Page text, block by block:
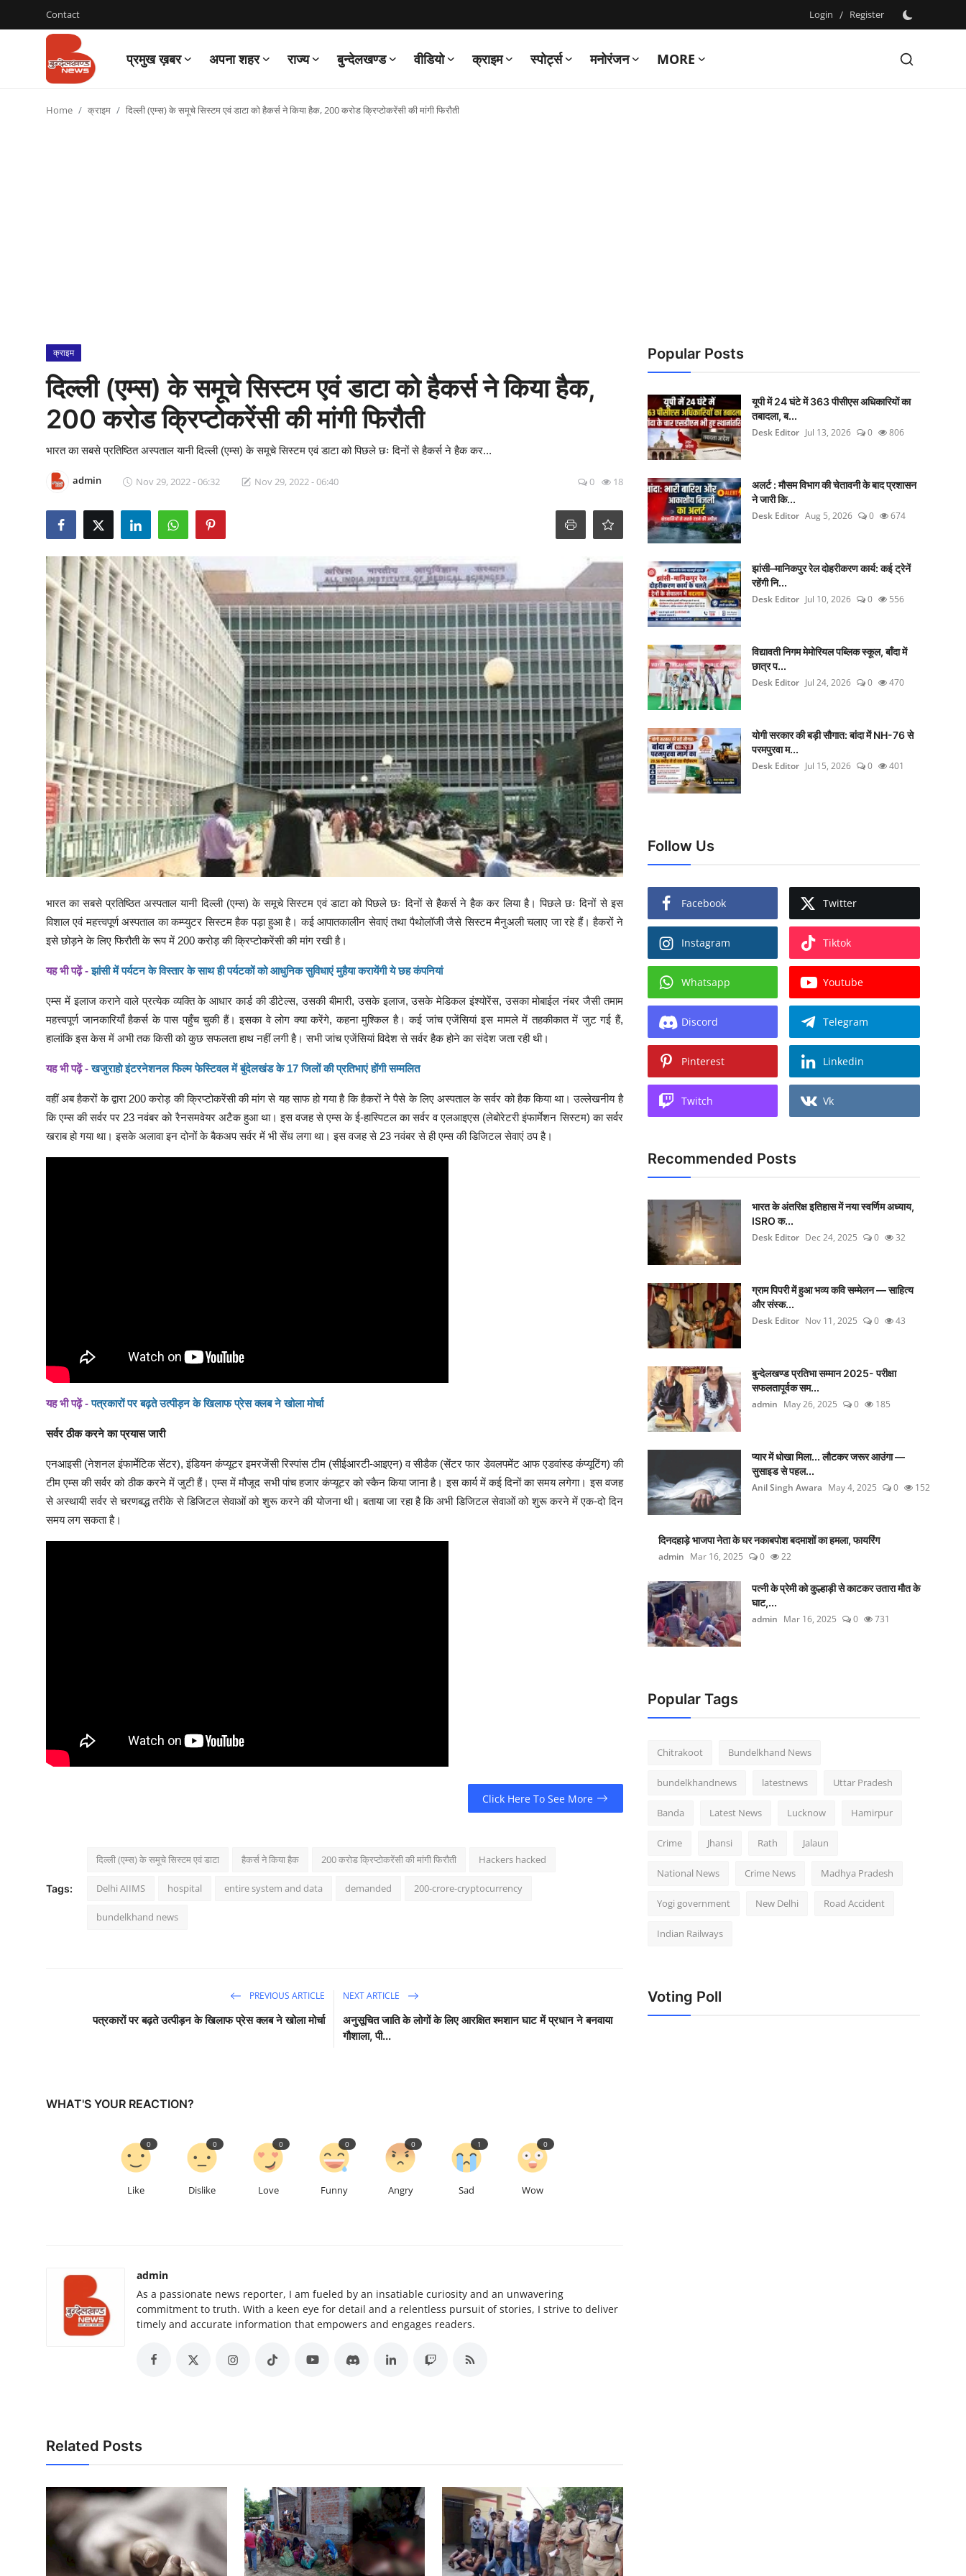
Contact Login / Register
प्रमुख ख़बर अपना शहर राज्य बुन्देलखण्ड वीडियो क्राइम स्पोर्ट्स मनोरंजन MORE
Login
Home क्राइम दिल्ली (एम्स) के समूचे सिस्टम एवं डाटा को हैकर्स ने किया हैक, 200 करोड क्रिप्टोकरेंसी की मांगी फिरौती
क्राइम
दिल्ली (एम्स) के समूचे सिस्टम एवं डाटा को हैकर्स ने किया हैक,
200 करोड क्रिप्टोकरेंसी की मांगी फिरौती
भारत का सबसे प्रतिष्ठित अस्पताल यानी दिल्ली (एम्स) के समूचे सिस्टम एवं डाटा को पिछले छः दिनों से हैकर्स ने हैक कर...
admin Nov 29, 2022 - 06:32 Nov 29, 2022 - 06:40 0 18
भारत का सबसे प्रतिष्ठित अस्पताल यानी दिल्ली (एम्स) के समूचे सिस्टम एवं डाटा को पिछले छः दिनों से हैकर्स ने हैक कर लिया है। पिछले छः दिनों से इस
विशाल एवं महत्त्वपूर्ण अस्पताल का कम्प्युटर सिस्टम हैक पड़ा हुआ है। कई आपातकालीन सेवाएं तथा पैथोलॉजी जैसे सिस्टम मैनुअली चलाए जा रहे हैं। हैकरों ने
इसे छोड़ने के लिए फिरौती के रूप में 200 करोड़ की क्रिप्टोकरेंसी की मांग रखी है।
यह भी पढ़ें - झांसी में पर्यटन के विस्तार के साथ ही पर्यटकों को आधुनिक सुविधाएं मुहैया करायेंगी ये छह कंपनियां
एम्स में इलाज कराने वाले प्रत्येक व्यक्ति के आधार कार्ड की डीटेल्स, उसकी बीमारी, उसके इलाज, उसके मेडिकल इंश्योरेंस, उसका मोबाईल नंबर जैसी तमाम
महत्त्वपूर्ण जानकारियाँ हैकर्स के पास पहुँच चुकी हैं। इसका वे लोग क्या करेंगे, कहना मुश्किल है। कई जांच एजेंसियां इस मामले में तहकीकात में जुट गई हैं,
हालांकि इस केस में अभी तक किसी को कुछ सफलता हाथ नहीं लगी है। सभी जांच एजेंसियां विदेश से सर्वर हैक होने का संदेश जता रही थी।
यह भी पढ़ें - खजुराहो इंटरनेशनल फिल्म फेस्टिवल में बुंदेलखंड के 17 जिलों की प्रतिभाएं होंगी सम्मलित
वहीं अब हैकरों के द्वारा 200 करोड़ की क्रिप्टोकरेंसी की मांग से यह साफ हो गया है कि हैकरों ने पैसे के लिए अस्पताल के सर्वर को हैक किया था। उल्लेखनीय है
कि एम्स की सर्वर पर 23 नवंबर को रैनसमवेयर अटैक हुआ था। इस वजह से एम्स के ई-हास्पिटल का सर्वर व एलआइएस (लेबोरेटरी इंफार्मेशन सिस्टम) का सर्वर
खराब हो गया था। इसके अलावा इन दोनों के बैकअप सर्वर में भी सेंध लगा था। इस वजह से 23 नवंबर से ही एम्स की डिजिटल सेवाएं ठप है।
यह भी पढ़ें -पत्रकारों पर बढ़ते उत्पीड़न के खिलाफ प्रेस क्लब ने खोला मोर्चा
सर्वर ठीक करने का प्रयास जारी
एनआइसी (नेशनल इंफार्मेटिक सेंटर), इंडियन कंप्यूटर इमरजेंसी रिस्पांस टीम (सीईआरटी-आइएन) व सीडैक (सेंटर फार डेवलपमेंट आफ एडवांस्ड कंप्यूटिंग) की
टीम एम्स की सर्वर को ठीक करने में जुटी हैं। एम्स में मौजूद सभी पांच हजार कंप्यूटर को स्कैन किया जाना है। इस कार्य में कई दिनों का समय लगेगा। इस वजह
से अस्थायी सर्वर से चरणबद्ध तरीके से डिजिटल सेवाओं को शुरू करने की योजना थी। बताया जा रहा है कि अभी डिजिटल सेवाओं को शुरू करने में एक-दो दिन
समय लग सकता है।
Click Here To See More
Tags:
दिल्ली (एम्स) के समूचे सिस्टम एवं डाटा हैकर्स ने किया हैक 200 करोड क्रिप्टोकरेंसी की मांगी फिरौती Hackers hacked
Delhi AIIMS hospital entire system and data demanded 200-crore-cryptocurrency
bundelkhand news
PREVIOUS ARTICLE
पत्रकारों पर बढ़ते उत्पीड़न के खिलाफ प्रेस क्लब ने खोला मोर्चा
NEXT ARTICLE
अनुसूचित जाति के लोगों के लिए आरक्षित श्मशान घाट में प्रधान ने बनवाया
गौशाला, पी...
WHAT'S YOUR REACTION?
Like
0
Dislike
0
Love
0
Funny
0
Angry
0
Sad
1
Wow
0
admin
As a passionate news reporter, I am fueled by an insatiable curiosity and an unwavering
commitment to truth. With a keen eye for detail and a relentless pursuit of stories, I strive to deliver
timely and accurate information that empowers and engages readers.
Related Posts
Popular Posts
यूपी में 24 घंटे में 363 पीसीएस अधिकारियों का
तबादला, ब...
Desk Editor Jul 13, 2026 0 806
अलर्ट : मौसम विभाग की चेतावनी के बाद प्रशासन
ने जारी कि...
Desk Editor Aug 5, 2026 0 674
झांसी–मानिकपुर रेल दोहरीकरण कार्य: कई ट्रेनें
रहेंगी नि...
Desk Editor Jul 10, 2026 0 556
विद्यावती निगम मेमोरियल पब्लिक स्कूल, बाँदा में
छात्र प...
Desk Editor Jul 24, 2026 0 470
योगी सरकार की बड़ी सौगात: बांदा में NH-76 से
परमपुरवा म...
Desk Editor Jul 15, 2026 0 401
Follow Us
Facebook Twitter
Instagram Tiktok
Whatsapp Youtube
Discord Telegram
Pinterest Linkedin
Twitch Vk
Recommended Posts
भारत के अंतरिक्ष इतिहास में नया स्वर्णिम अध्याय,
ISRO क...
Desk Editor Dec 24, 2025 0 32
ग्राम पिपरी में हुआ भव्य कवि सम्मेलन — साहित्य
और संस्क...
Desk Editor Nov 11, 2025 0 43
बुन्देलखण्ड प्रतिभा सम्मान 2025- परीक्षा
सफलतापूर्वक सम...
admin May 26, 2025 0 185
प्यार में धोखा मिला... लौटकर जरूर आउंगा —
सुसाइड से पहल...
Anil Singh Awara May 4, 2025 0 152
दिनदहाड़े भाजपा नेता के घर नकाबपोश बदमाशों का हमला, फायरिंग
admin Mar 16, 2025 0 22
पत्नी के प्रेमी को कुल्हाड़ी से काटकर उतारा मौत के
घाट,...
admin Mar 16, 2025 0 731
Popular Tags
Chitrakoot Bundelkhand News
bundelkhandnews latestnews Uttar Pradesh
Banda Latest News Lucknow Hamirpur
Crime Jhansi Rath Jalaun
National News Crime News Madhya Pradesh
Yogi government New Delhi Road Accident
Indian Railways
Voting Poll